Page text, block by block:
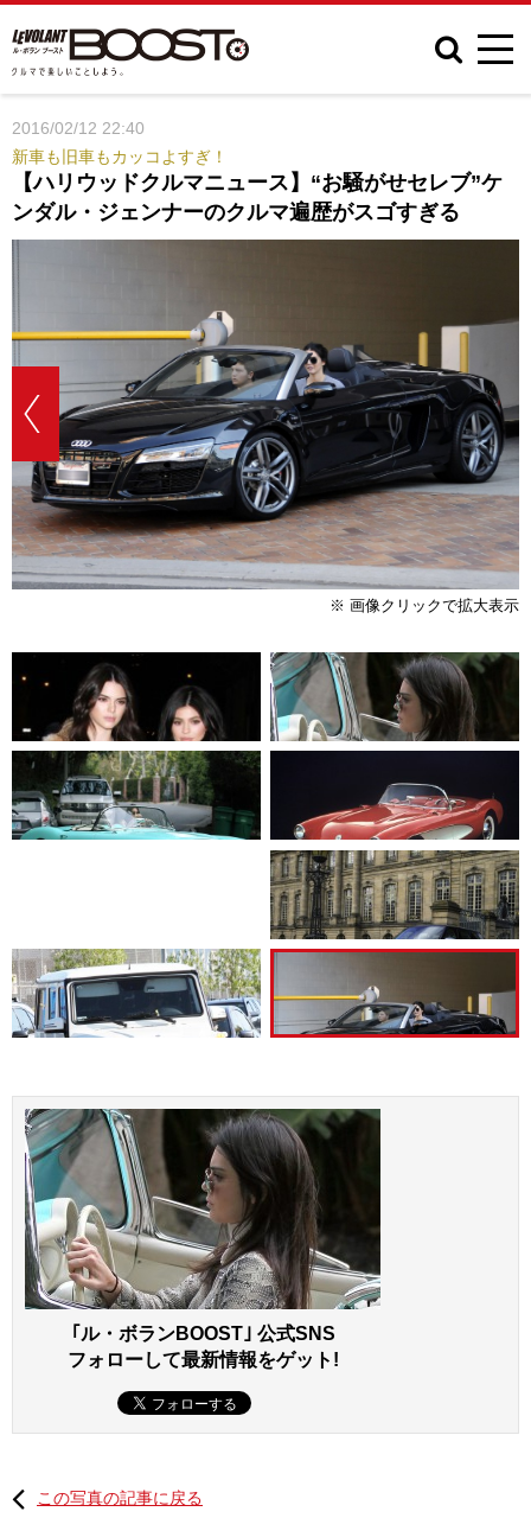
2016/02/12 22:40
新車も旧車もカッコよすぎ！
【ハリウッドクルマニュース】“お騒がせセレブ”ケ
ンダル・ジェンナーのクルマ遍歴がスゴすぎる
※ 画像クリックで拡大表示
｢ル・ボランBOOST｣ 公式SNS
フォローして最新情報をゲット!
この写真の記事に戻る